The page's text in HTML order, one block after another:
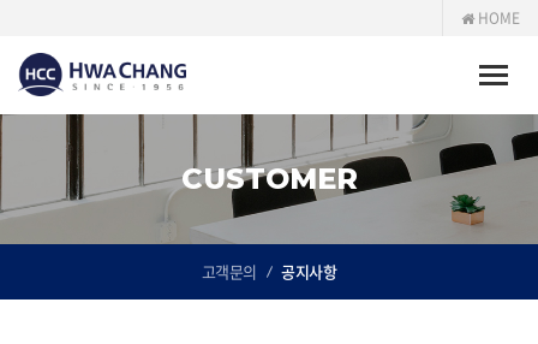
HOME
Toggle
CUSTOMER
고객문의 공지사항